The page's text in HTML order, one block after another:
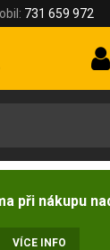
731 659 972
při nákupu
VÍCE INFO